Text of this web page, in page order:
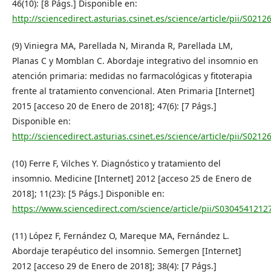
46(10): [8 Págs.] Disponible en:
http://sciencedirect.asturias.csinet.es/science/article/pii/
(9) Viniegra MA, Parellada N, Miranda R, Parellada LM,
Planas C y Momblan C. Abordaje integrativo del insomnio en
atención primaria: medidas no farmacológicas y fitoterapia
frente al tratamiento convencional. Aten Primaria [Internet]
2015 [acceso 20 de Enero de 2018]; 47(6): [7 Págs.]
Disponible en:
http://sciencedirect.asturias.csinet.es/science/article/pii/
(10) Ferre F, Vilches Y. Diagnóstico y tratamiento del
insomnio. Medicine [Internet] 2012 [acceso 25 de Enero de
2018]; 11(23): [5 Págs.] Disponible en:
https://www.sciencedirect.com/science/article/pii/
(11) López F, Fernández O, Mareque MA, Fernández L.
Abordaje terapéutico del insomnio. Semergen [Internet]
2012 [acceso 29 de Enero de 2018]; 38(4): [7 Págs.]